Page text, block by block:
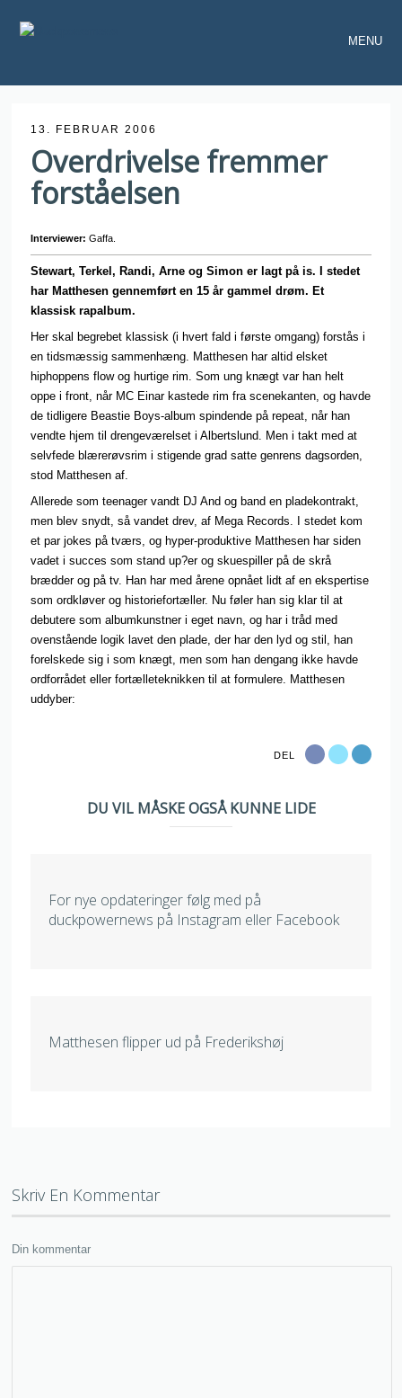
MENU
13. FEBRUAR 2006
Overdrivelse fremmer
forståelsen
Interviewer: Gaffa.
Stewart, Terkel, Randi, Arne og Simon er lagt på is. I stedet
har Matthesen gennemført en 15 år gammel drøm. Et
klassisk rapalbum.
Her skal begrebet klassisk (i hvert fald i første omgang) forstås i
en tidsmæssig sammenhæng. Matthesen har altid elsket
hiphoppens flow og hurtige rim. Som ung knægt var han helt
oppe i front, når MC Einar kastede rim fra scenekanten, og havde
de tidligere Beastie Boys-album spindende på repeat, når han
vendte hjem til drengeværelset i Albertslund. Men i takt med at
selvfede blærerøvsrim i stigende grad satte genrens dagsorden,
stod Matthesen af.
Allerede som teenager vandt DJ And og band en pladekontrakt,
men blev snydt, så vandet drev, af Mega Records. I stedet kom
et par jokes på tværs, og hyper-produktive Matthesen har siden
vadet i succes som stand up?er og skuespiller på de skrå
brædder og på tv. Han har med årene opnået lidt af en ekspertise
som ordkløver og historiefortæller. Nu føler han sig klar til at
debutere som albumkunstner i eget navn, og har i tråd med
ovenstående logik lavet den plade, der har den lyd og stil, han
forelskede sig i som knægt, men som han dengang ikke havde
ordforrådet eller fortælleteknikken til at formulere. Matthesen
uddyber:
DEL
DU VIL MÅSKE OGSÅ KUNNE LIDE
For nye opdateringer følg med på
duckpowernews på Instagram eller Facebook
Matthesen flipper ud på Frederikshøj
Skriv En Kommentar
Din kommentar